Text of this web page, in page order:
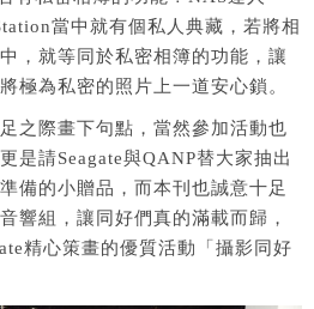
當中就有個私人典藏，若將相
，就等同於私密相簿的功能，讓
極為私密的照片上一道安心鎖。
之際畫下句點，當然參加活動也
是請Seagate與QANP替大家抽出
備的小贈品，而本刊也誠意十足
響組，讓同好們真的滿載而歸，
精心策畫的優質活動「攝影同好